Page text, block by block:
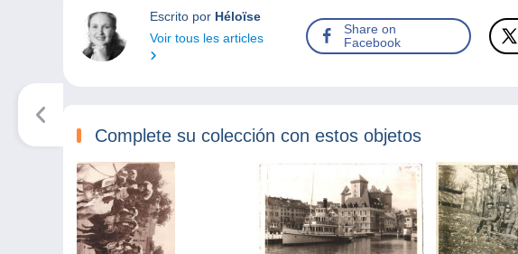
Escrito por Héloïse
Voir tous les articles
Share on
Facebook
Complete su colección con estos objetos